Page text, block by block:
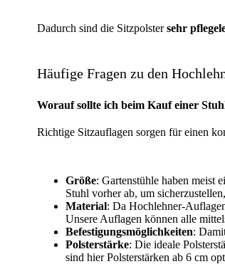
Dadurch sind die Sitzpolstersehr
Häufige Fragen zu den
Worauf sollte ich beim Kauf einer
Richtige Sitzauflagen sorgen für einen
Größe: Gartenstühle haben meist
Stuhl vorher ab, um
Material: Da Hochlehner-
Unsere Auflagen können alle
Befestigungsmöglichkeiten:
Polsterstärke: Die ideale
sind hier Polsterstärken ab 6 cm